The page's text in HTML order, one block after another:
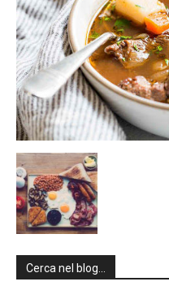
Cerca nel blog…